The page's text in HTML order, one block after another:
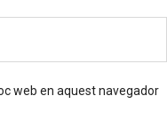
web en aquest navegador